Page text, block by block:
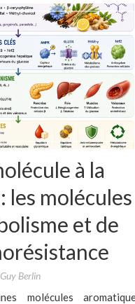
à la
les molécules
et de
Guy Berlin
molécules